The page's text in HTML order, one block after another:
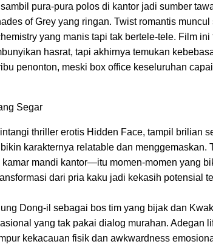
pura-pura polos di kantor jadi sumber
of Grey yang ringan. Twist romantis
yang manis tapi tak bertele-tele. Film
hasrat, tapi akhirnya temukan
penonton, meski box office keseluruhan
Segar
thriller erotis Hidden Face, tampil brilian
karakternya relatable dan menggemaskan.
mandi kantor—itu momen-momen yang
dari pria kaku jadi kekasih potensial
Dong-il sebagai bos tim yang bijak dan
yang tak pakai dialog murahan.
kekacauan fisik dan awkwardness